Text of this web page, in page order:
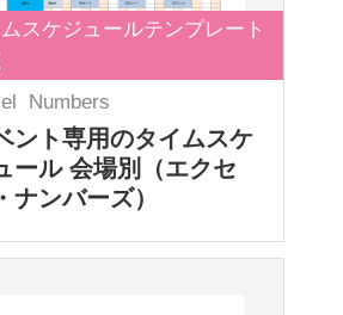
スケジュールテンプレート
Numbers
ント専用のタイムスケ
ール 会場別（エクセ
ナンバーズ）